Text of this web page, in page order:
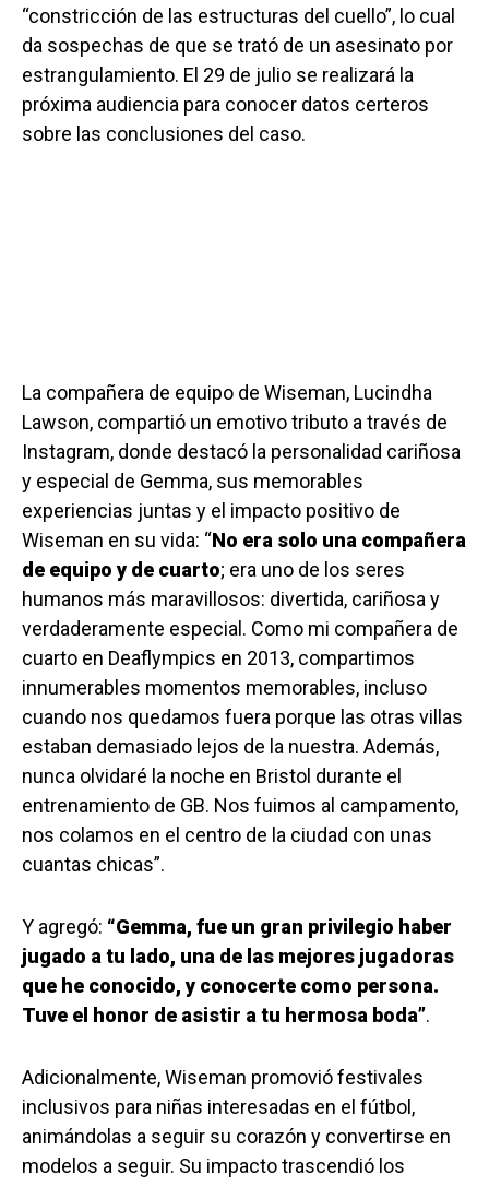
“constricción de las estructuras del cuello”, lo cual
da sospechas de que se trató de un asesinato por
estrangulamiento. El 29 de julio se realizará la
próxima audiencia para conocer datos certeros
sobre las conclusiones del caso.
La compañera de equipo de Wiseman, Lucindha
Lawson, compartió un emotivo tributo a través de
Instagram, donde destacó la personalidad cariñosa
y especial de Gemma, sus memorables
experiencias juntas y el impacto positivo de
Wiseman en su vida: “No era solo una compañera
de equipo y de cuarto; era uno de los seres
humanos más maravillosos: divertida, cariñosa y
verdaderamente especial. Como mi compañera de
cuarto en Deaflympics en 2013, compartimos
innumerables momentos memorables, incluso
cuando nos quedamos fuera porque las otras villas
estaban demasiado lejos de la nuestra. Además,
nunca olvidaré la noche en Bristol durante el
entrenamiento de GB. Nos fuimos al campamento,
nos colamos en el centro de la ciudad con unas
cuantas chicas”.
Y agregó: “Gemma, fue un gran privilegio haber
jugado a tu lado, una de las mejores jugadoras
que he conocido, y conocerte como persona.
Tuve el honor de asistir a tu hermosa boda”.
Adicionalmente, Wiseman promovió festivales
inclusivos para niñas interesadas en el fútbol,
animándolas a seguir su corazón y convertirse en
modelos a seguir. Su impacto trascendió los